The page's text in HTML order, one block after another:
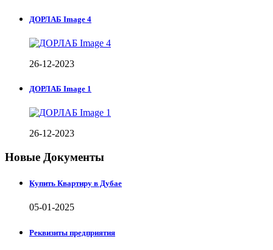
ДОРЛАБ Image 4
26-12-2023
ДОРЛАБ Image 1
26-12-2023
Новые Документы
Купить Квартиру в Дубае
05-01-2025
Реквизиты предприятия